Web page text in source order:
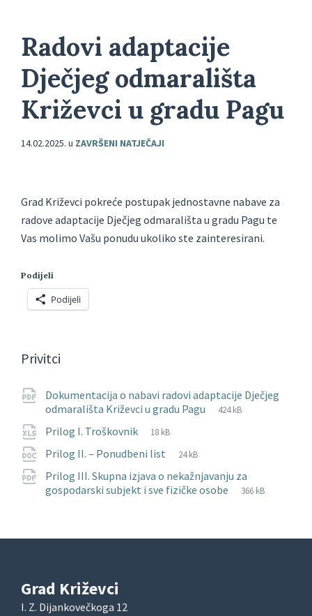
Radovi adaptacije
Dječjeg odmarališta
Križevci u gradu Pagu
14.02.2025. u ZAVRŠENI NATJEČAJI
Grad Križevci pokreće postupak jednostavne nabave za
radove adaptacije Dječjeg odmarališta u gradu Pagu te
Vas molimo Vašu ponudu ukoliko ste zainteresirani.
Podijeli
Podijeli
Privitci
Dokumentacija o nabavi radovi adaptacije Dječjeg
odmarališta Križevci u gradu Pagu
File
pdf
File
424 kB
Prilog I. Troškovnik
File
xlsx
File
18 kB
Prilog II. – Ponudbeni list
File
docx
File
24 kB
Prilog III. Skupna izjava o nekažnjavanju za
gospodarski subjekt i sve fizičke osobe
File
pdf
File
366 kB
Grad Križevci
I. Z. Dijankovečkoga 12